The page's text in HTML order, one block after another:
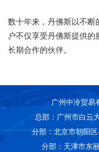
数十年来，丹佛斯以不断
户不仅享受丹佛斯提供
长期合作的伙伴。
广州中冷贸易
总部：广州市白云
分部：北京市朝阳
分部：天津市东